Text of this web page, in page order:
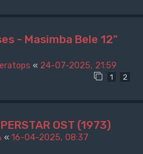
- Masimba Bele 12"
« 24-07-2025, 21:59
1 2
OST (1973)
« 16-04-2025, 08:37